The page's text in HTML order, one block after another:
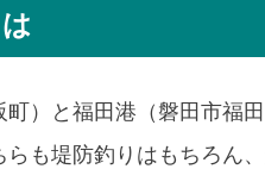
）と福田港（磐田市福
も堤防釣りはもちろん